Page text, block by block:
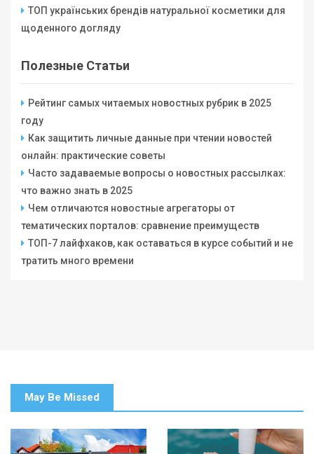
ТОП українських брендів натуральної косметики для
щоденного догляду
Полезные Статьи
Рейтинг самых читаемых новостных рубрик в 2025
году
Как защитить личные данные при чтении новостей
онлайн: практические советы
Часто задаваемые вопросы о новостных рассылках:
что важно знать в 2025
Чем отличаются новостные агрегаторы от
тематических порталов: сравнение преимуществ
ТОП-7 лайфхаков, как оставаться в курсе событий и не
тратить много времени
May Be Missed